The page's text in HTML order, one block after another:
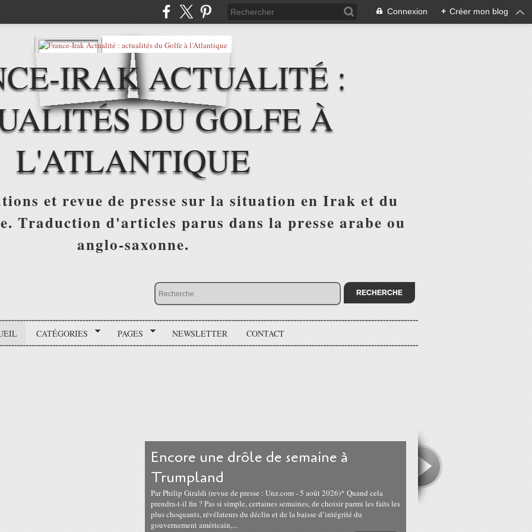
Connexion + Créer mon blog
IRAK ACTUALITÉ :
DU GOLFE À
L'ATLANTIQUE
et revue de presse sur la situation en Irak et du
Traduction d'articles parus dans la presse arabe ou
anglo-saxonne.
CATÉGORIES PAGES NEWSLETTER CONTACT
Encore une drôle de semaine à
Trumpland
Par Philip Giraldi (revue de presse : Unz.com - 5 août 2026)* Quand cela
prendra-t-il fin ? Pas si simple, certaines semaines, de choisir parmi les faits les
plus choquants, révélateurs du déclin et de la baisse d’intégrité du
gouvernement américain,...